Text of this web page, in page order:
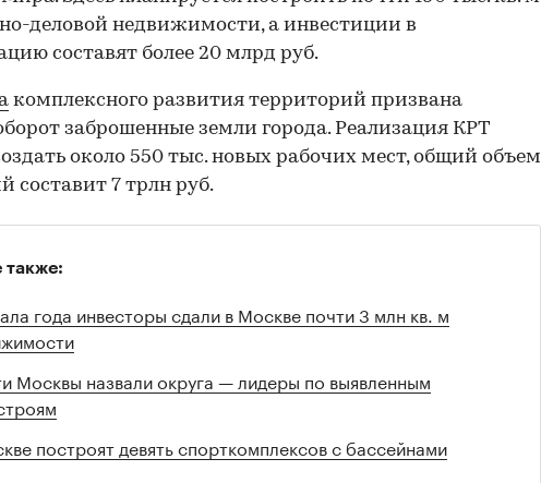
деловой недвижимости, а инвестиции в
составят более 20 млрд руб.
комплексного развития территорий призвана
заброшенные земли города. Реализация КРТ
около 550 тыс. новых рабочих мест, общий объем
составит 7 трлн руб.
также:
года инвесторы сдали в Москве почти 3 млн кв. м
Москвы назвали округа — лидеры по выявленным
построят девять спорткомплексов с бассейнами